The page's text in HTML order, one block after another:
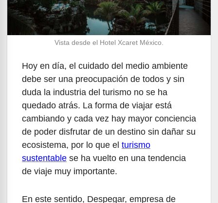
Vista desde el Hotel Xcaret México.
Hoy en día, el cuidado del medio ambiente
debe ser una preocupación de todos y sin
duda la industria del turismo no se ha
quedado atrás. La forma de viajar está
cambiando y cada vez hay mayor conciencia
de poder disfrutar de un destino sin dañar su
ecosistema, por lo que el turismo
sustentable se ha vuelto en una tendencia
de viaje muy importante.
En este sentido, Despegar, empresa de